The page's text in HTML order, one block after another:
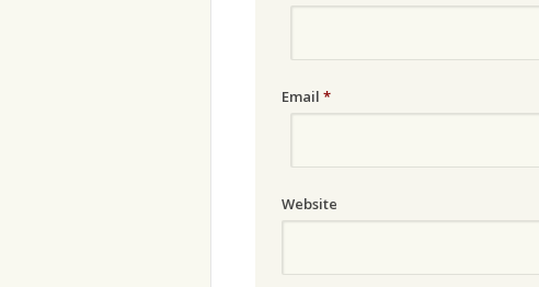
Email *
Website